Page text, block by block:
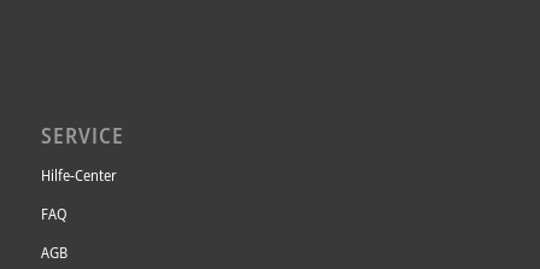
SERVICE
Hilfe-Center
FAQ
AGB